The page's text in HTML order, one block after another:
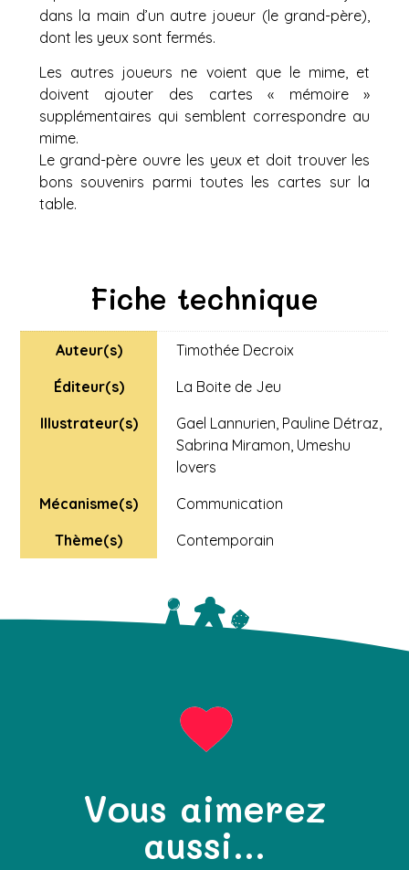
dans la main d’un autre joueur (le grand-père),
dont les yeux sont fermés.
Les autres joueurs ne voient que le mime, et
doivent ajouter des cartes « mémoire »
supplémentaires qui semblent correspondre au
mime.
Le grand-père ouvre les yeux et doit trouver les
bons souvenirs parmi toutes les cartes sur la
table.
Fiche technique
Auteur(s)
Timothée Decroix
Éditeur(s)
La Boite de Jeu
Illustrateur(s)
Gael Lannurien, Pauline Détraz,
Sabrina Miramon, Umeshu
lovers
Mécanisme(s)
Communication
Thème(s)
Contemporain
Vous aimerez
aussi...